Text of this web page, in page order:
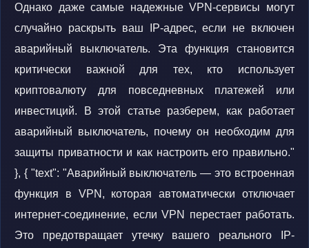
Однако даже самые надежные VPN-сервисы могут
случайно раскрыть ваш IP-адрес, если не включен
аварийный выключатель. Эта функция становится
критически важной для тех, кто использует
криптовалюту для повседневных платежей или
инвестиций. В этой статье разберем, как работает
аварийный выключатель, почему он необходим для
защиты приватности и как настроить его правильно."
}, { "text": "Аварийный выключатель — это встроенная
функция в VPN, которая автоматически отключает
интернет-соединение, если VPN перестает работать.
Это предотвращает утечку вашего реального IP-